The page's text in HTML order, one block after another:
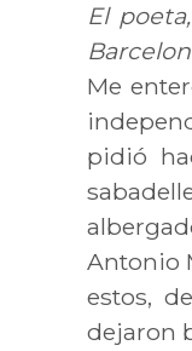
El
Me
pidió
Antonio
estos,
dejaron